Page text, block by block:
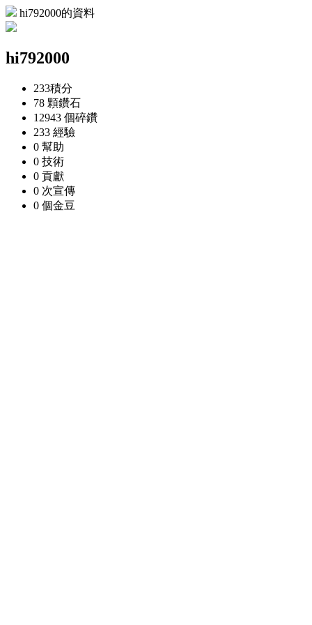
hi792000的資料
hi792000
233積分
78 顆鑽石
12943 個碎鑽
233 經驗
0 幫助
0 技術
0 貢獻
0 次宣傳
0 個金豆